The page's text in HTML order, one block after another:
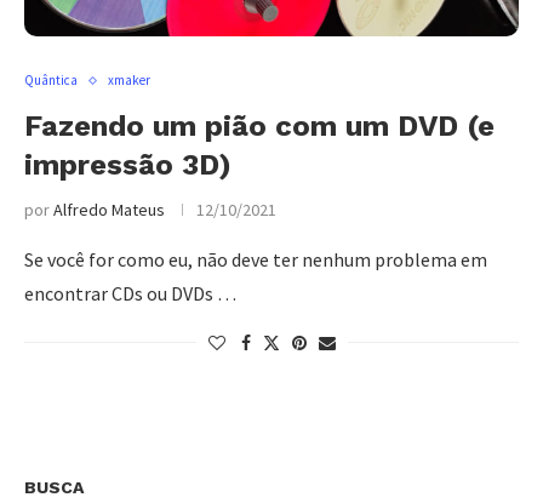
Quântica xmaker
Fazendo um pião com um DVD (e
impressão 3D)
porAlfredo Mateus 12/10/2021
Se você for como eu, não deve ter nenhum problema em
encontrar CDs ou DVDs …
BUSCA